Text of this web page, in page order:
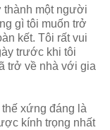
thành một người
gì tôi muốn trở
kết. Tôi rất vui
trước khi tôi
trở về nhà với gia
xứng đáng là
kính trọng nhất